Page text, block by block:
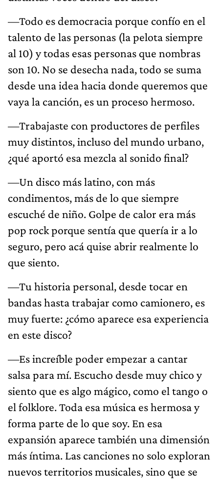
—Todo es democracia porque confío en el
talento de las personas (la pelota siempre
al 10) y todas esas personas que nombras
son 10. No se desecha nada, todo se suma
desde una idea hacia donde queremos que
vaya la canción, es un proceso hermoso.
—Trabajaste con productores de perfiles
muy distintos, incluso del mundo urbano,
¿qué aportó esa mezcla al sonido final?
—Un disco más latino, con más
condimentos, más de lo que siempre
escuché de niño. Golpe de calor era más
pop rock porque sentía que quería ir a lo
seguro, pero acá quise abrir realmente lo
que siento.
—Tu historia personal, desde tocar en
bandas hasta trabajar como camionero, es
muy fuerte: ¿cómo aparece esa experiencia
en este disco?
—Es increíble poder empezar a cantar
salsa para mí. Escucho desde muy chico y
siento que es algo mágico, como el tango o
el folklore. Toda esa música es hermosa y
forma parte de lo que soy. En esa
expansión aparece también una dimensión
más íntima. Las canciones no solo exploran
nuevos territorios musicales, sino que se